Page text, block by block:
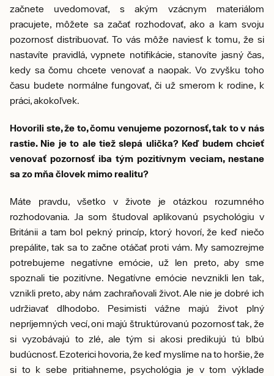
začnete uvedomovať, s akým vzácnym materiálom
pracujete, môžete sa začať rozhodovať, ako a kam svoju
pozornosť distribuovať. To vás môže naviesť k tomu, že si
nastavíte pravidlá, vypnete notifikácie, stanovíte jasný čas,
kedy sa čomu chcete venovať a naopak. Vo zvyšku toho
času budete normálne fungovať, či už smerom k rodine, k
práci, akokoľvek.
Hovorili ste, že to, čomu venujeme pozornosť, tak to v nás
rastie. Nie je to ale tiež slepá ulička? Keď budem chcieť
venovať pozornosť iba tým pozitívnym veciam, nestane
sa zo mňa človek mimo realitu?
Máte pravdu, všetko v živote je otázkou rozumného
rozhodovania. Ja som študoval aplikovanú psychológiu v
Británii a tam bol pekný princíp, ktorý hovorí, že keď niečo
prepálite, tak sa to začne otáčať proti vám. My samozrejme
potrebujeme negatívne emócie, už len preto, aby sme
spoznali tie pozitívne. Negatívne emócie nevznikli len tak,
vznikli preto, aby nám zachraňovali život. Ale nie je dobré ich
udržiavať dlhodobo. Pesimisti vážne majú život plný
nepríjemných vecí, oni majú štruktúrovanú pozornosť tak, že
si vyzobávajú to zlé, ale tým si akosi predikujú tú blbú
budúcnosť. Ezoterici hovoria, že keď myslíme na to horšie, že
si to k sebe pritiahneme, psychológia je v tom výklade